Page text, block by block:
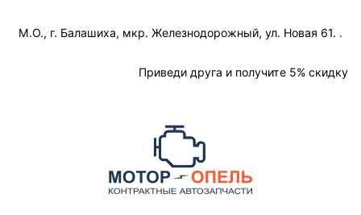
М.О., г. Балашиха, мкр. Железнодорожный, ул. Новая 61. .
Приведи друга и получите 5% скидку